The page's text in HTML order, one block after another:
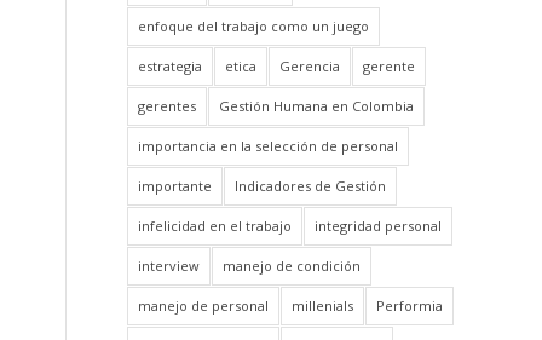
enfoque del trabajo como un juego
estrategia etica Gerencia gerente
gerentes Gestión Humana en Colombia
importancia en la selección de personal
importante Indicadores de Gestión
infelicidad en el trabajo integridad personal
interview manejo de condición
manejo de personal millenials Performia